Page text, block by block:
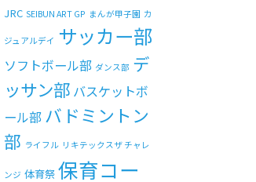
JRC SEIBUN ART GP まんが甲子園 カ
ジュアルデイ サッカー部
ソフトボール部 ダンス部 デ
ッサン部 バスケットボ
ール部 バドミントン
部 ライフル リキテックスザ チャレ
ンジ 体育祭 保育コー